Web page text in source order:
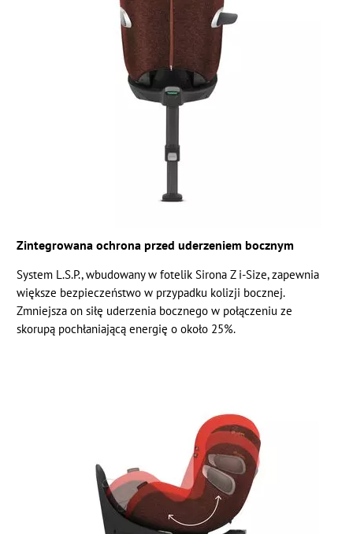
Zintegrowana ochrona przed uderzeniem bocznym
System L.S.P., wbudowany w fotelik Sirona Z i-Size, zapewnia
większe bezpieczeństwo w przypadku kolizji bocznej.
Zmniejsza on siłę uderzenia bocznego w połączeniu ze
skorupą pochłaniającą energię o około 25%.